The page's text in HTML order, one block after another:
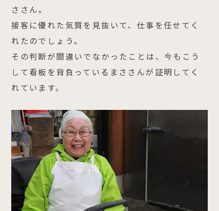
ささん。
接客に優れた気質を見抜いて、仕事を任せてく
れたのでしょう。
その判断が間違いでなかったことは、今もこう
して看板を背負っているまささんが証明してく
れています。